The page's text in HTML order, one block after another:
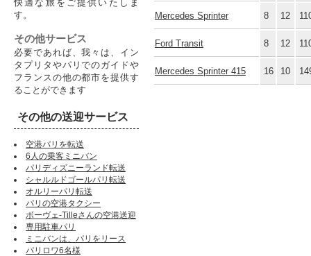
Mercedes Sprinter 8 12
Ford Transit 8 12
Mercedes Sprinter 415 16 10
快適な旅をご提供いたしま
す。
その他サービス
必要であれば、我々は、イン
タプリタやパリでのガイドや
フランスの他の都市を提供す
ることができます
その他の送迎サービス
空港パリを転送
6人の乗客ミニバン
パリディズニーランド転送
シャルルドゴールパリ転送
オルリーパリ転送
パリの空港タクシー
ボーヴェ-Tilleさんの空港送迎
専用駐車パリ
ミニバンは、パリをリース
パリロワ6名様